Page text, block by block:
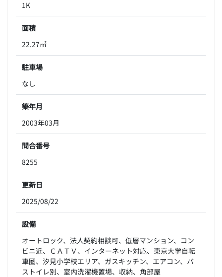
1K
面積
22.27㎡
駐車場
なし
築年月
2003年03月
問合番号
8255
更新日
2025/08/22
設備
オートロック、法人契約相談可、低層マンション、コン
ビニ近、ＣＡＴＶ、インターネット対応、東京大学自転
車圏、汐見小学校エリア、ガスキッチン、エアコン、バ
ストイレ別、室内洗濯機置場、収納、角部屋